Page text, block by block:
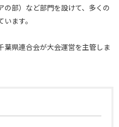
部）など部門を設けて、多くの
ます。
県連合会が大会運営を主管しま